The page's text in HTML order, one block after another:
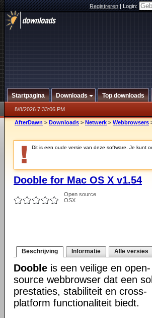
Registreren|Login:
Startpagina Downloads Top downloads
8/8/2026 7:33:06 PM
AfterDawn > Downloads > Netwerk > Webbrowsers
Dit is een oude versie van deze software. Je kunt
Dooble for Mac OS X v1.54
Open source
OSX
Beschrijving Informatie Alle versies
Dooble is een veilige en open-
source webbrowser dat een
prestaties, stabiliteit en cross-
platform functionaliteit biedt.